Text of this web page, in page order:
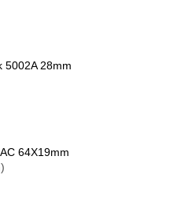
5002A 28mm
64X19mm